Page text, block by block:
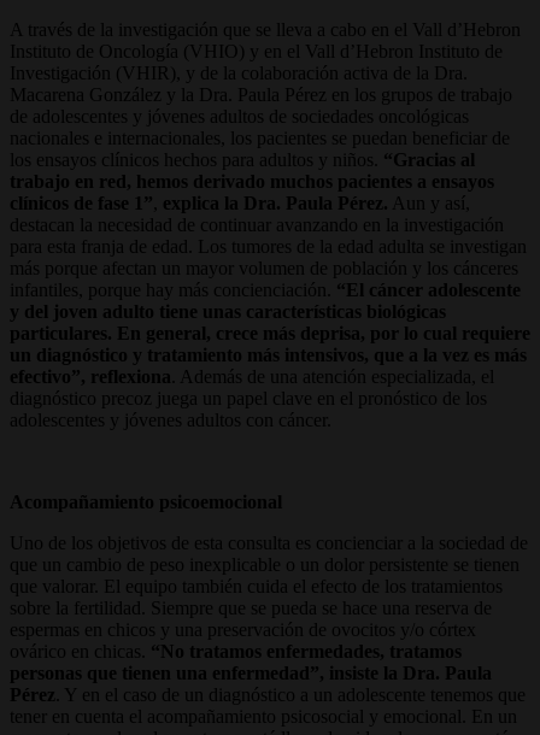
A través de la investigación que se lleva a cabo en el Vall d’Hebron
Instituto de Oncología (VHIO) y en el Vall d’Hebron Instituto de
Investigación (VHIR), y de la colaboración activa de la Dra.
Macarena González y la Dra. Paula Pérez en los grupos de trabajo
de adolescentes y jóvenes adultos de sociedades oncológicas
nacionales e internacionales, los pacientes se puedan beneficiar de
los ensayos clínicos hechos para adultos y niños. “Gracias al
trabajo en red, hemos derivado muchos pacientes a ensayos
clínicos de fase 1” explica la Dra. Paula Pérez. Aun y así,
destacan la necesidad de continuar avanzando en la investigación
para esta franja de edad. Los tumores de la edad adulta se investigan
más porque afectan un mayor volumen de población y los cánceres
infantiles, porque hay más concienciación. “El cáncer adolescente
y del joven adulto tiene unas características biológicas
particulares. En general, crece más deprisa, por lo cual requiere
un diagnóstico y tratamiento más intensivos, que a la vez es más
efectivo”, reflexiona . Además de una atención especializada, el
diagnóstico precoz juega un papel clave en el pronóstico de los
adolescentes y jóvenes adultos con cáncer.
Acompañamiento psicoemocional
Uno de los objetivos de esta consulta es concienciar a la sociedad de
que un cambio de peso inexplicable o un dolor persistente se tienen
que valorar. El equipo también cuida el efecto de los tratamientos
sobre la fertilidad. Siempre que se pueda se hace una reserva de
espermas en chicos y una preservación de ovocitos y/o córtex
ovárico en chicas. “No tratamos enfermedades, tratamos
personas que tienen una enfermedad”, insiste la Dra. Paula
Pérez . Y en el caso de un diagnóstico a un adolescente tenemos que
tener en cuenta el acompañamiento psicosocial y emocional. En un